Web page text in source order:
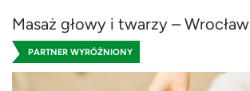
Masaż głowy i twarzy – Wrocław
PARTNER WYRÓŻNIONY